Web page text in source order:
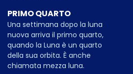
PRIMO QUARTO
Una settimana dopo la luna
nuova arriva il primo quarto,
quando la Luna è un quarto
della sua orbita. È anche
chiamata mezza luna.